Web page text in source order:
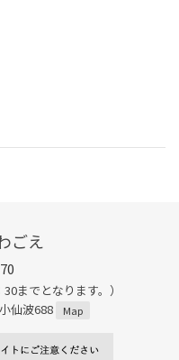
ごえ
までとなります。）
仙波688
Map